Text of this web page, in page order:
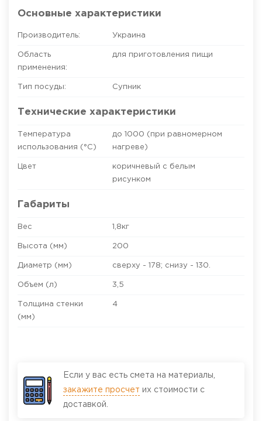
Основные характеристики
Производитель: Украина
Область
применения:
для приготовления пищи
Тип посуды: Супник
Технические характеристики
Температура
использования (°C)
до 1000 (при равномерном
нагреве)
Цвет
коричневый с белым
рисунком
Габариты
Вес 1,8кг
Высота (мм) 200
Диаметр (мм) сверху - 178; снизу - 130.
Объем (л) 3,5
Толщина стенки
(мм)
4
Если у вас есть смета на материалы,
закажите просчет их стоимости с
доставкой.